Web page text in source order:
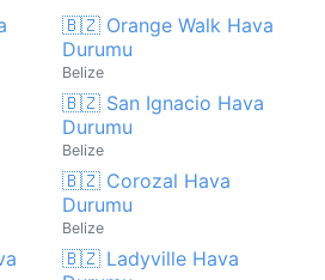
🇧🇿 Orange Walk Hava
Durumu
Belize
🇧🇿 San Ignacio Hava
Durumu
Belize
🇧🇿 Corozal Hava
Durumu
Belize
🇧🇿 Ladyville Hava